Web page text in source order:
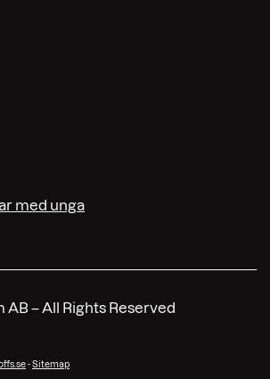
med unga
– All Rights Reserved
-Sitemap